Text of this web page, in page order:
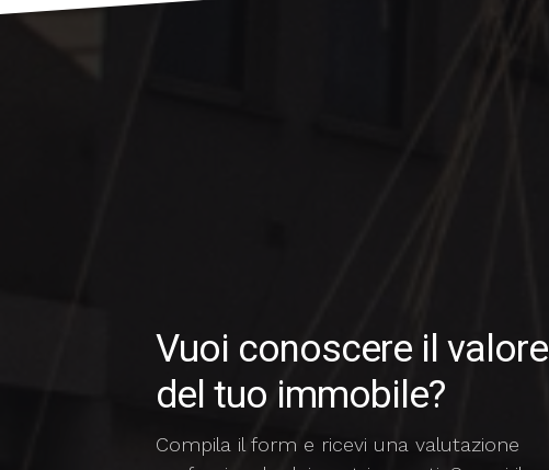
Vuoi conoscere il valore
del tuo immobile?
Compila il form e ricevi una valutazione